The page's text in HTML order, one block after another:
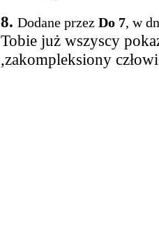
8. Dodane przez Do 7, w
Tobie już wszyscy
,zakompleksiony